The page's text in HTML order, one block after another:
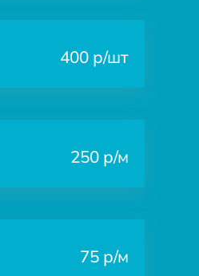
400 р/шт
250 р/м
75 р/м